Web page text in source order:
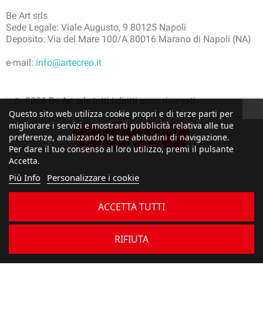
Be Art srls
Sede Legale: Viale Augusto, 9 80125 Napoli
Deposito: Via del Mare 100/A 80016 Marano di Napoli (NA)
e-mail: info@artecreo.it
2026 Be Art srls tutti i diritti sono riservati
Questo sito web utilizza cookie propri e di terze parti per
migliorare i servizi e mostrarti pubblicità relativa alle tue
preferenze, analizzando le tue abitudini di navigazione.
Per dare il tuo consenso al loro utilizzo, premi il pulsante
Accetta.
Più Info Personalizzare i cookie
RIFIUTA
ACCETTA TUTTI